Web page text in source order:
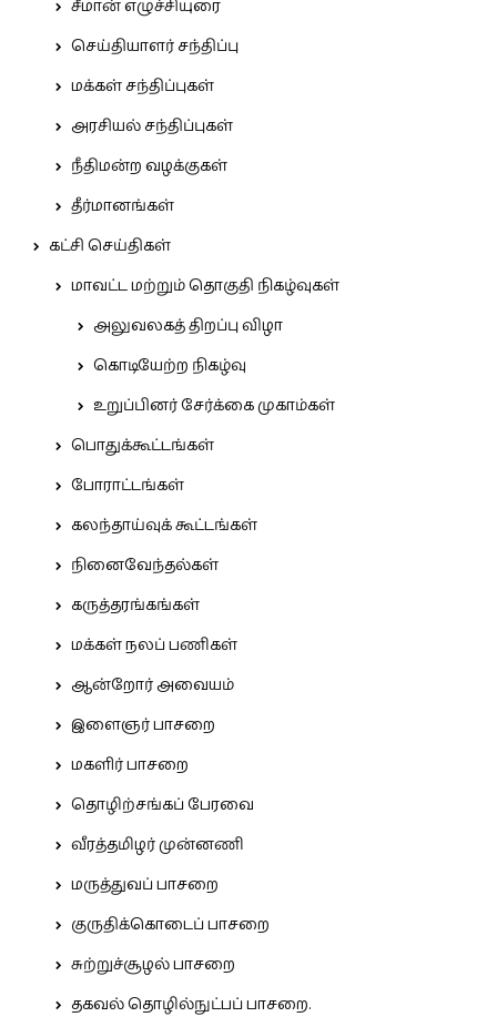
சீமான் எழுச்சியுரை
செய்தியாளர் சந்திப்பு
மக்கள் சந்திப்புகள்
அரசியல் சந்திப்புகள்
நீதிமன்ற வழக்குகள்
தீர்மானங்கள்
கட்சி செய்திகள்
மாவட்ட மற்றும் தொகுதி நிகழ்வுகள்
அலுவலகத் திறப்பு விழா
கொடியேற்ற நிகழ்வு
உறுப்பினர் சேர்க்கை முகாம்கள்
பொதுக்கூட்டங்கள்
போராட்டங்கள்
கலந்தாய்வுக் கூட்டங்கள்
நினைவேந்தல்கள்
கருத்தரங்கங்கள்
மக்கள் நலப் பணிகள்
ஆன்றோர் அவையம்
இளைஞர் பாசறை
மகளிர் பாசறை
தொழிற்சங்கப் பேரவை
வீரத்தமிழர் முன்னணி
மருத்துவப் பாசறை
குருதிக்கொடைப் பாசறை
சுற்றுச்சூழல் பாசறை
தகவல் தொழில்நுட்பப் பாசறை.